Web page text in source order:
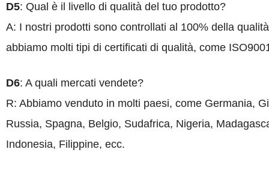
D5: Qual èil livello di qualità del tuo prodotto?
A: I nostri prodotti sono controllati al 100% della
abbiamo molti tipi di certificati di qualità, come
D6: A quali mercati vendete?
R: Abbiamo venduto in molti paesi, come Germania,
Russia, Spagna, Belgio, Sudafrica, Nigeria,
Indonesia, Filippine, ecc.